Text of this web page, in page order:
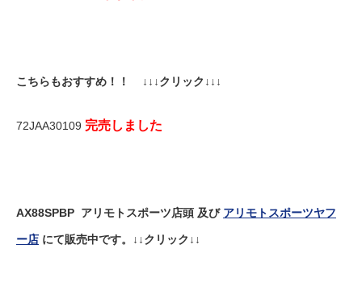
こちらもおすすめ！！ ↓↓↓クリック↓↓↓
72JAA30109 完売しました
AX88SPBP アリモトスポーツ店頭 及び アリモトスポーツヤフ
ー店 にて販売中です。↓↓クリック↓↓